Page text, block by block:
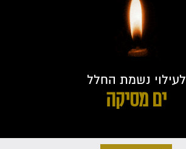
לעילוי נשמת החלל
ים מסיקה